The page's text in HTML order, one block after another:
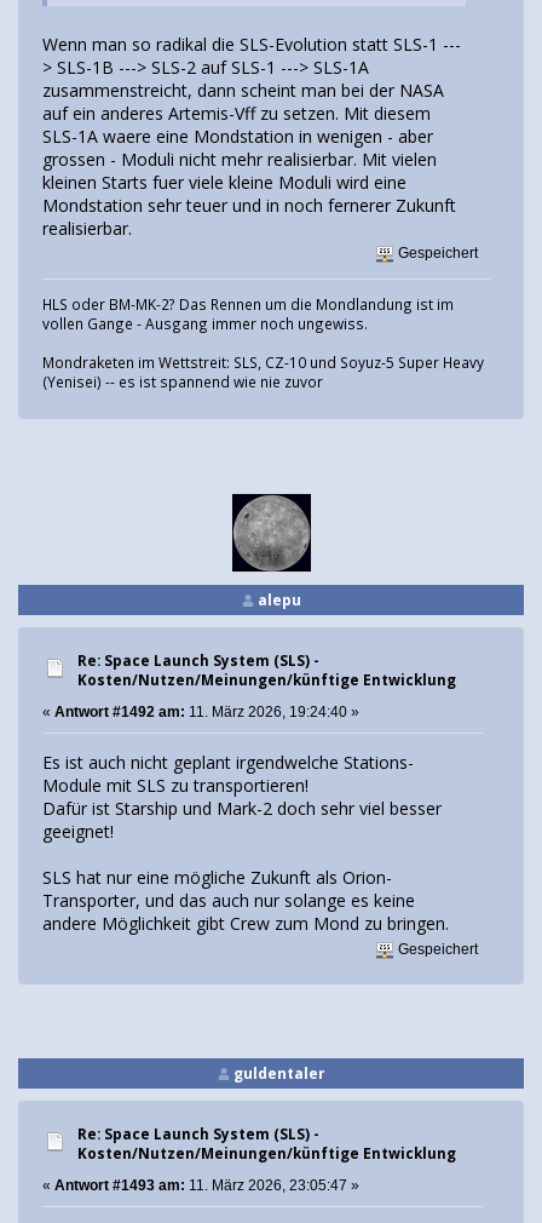
Wenn man so radikal die SLS-Evolution statt SLS-1 ---
> SLS-1B ---> SLS-2 auf SLS-1 ---> SLS-1A
zusammenstreicht, dann scheint man bei der NASA
auf ein anderes Artemis-Vff zu setzen. Mit diesem
SLS-1A waere eine Mondstation in wenigen - aber
grossen - Moduli nicht mehr realisierbar. Mit vielen
kleinen Starts fuer viele kleine Moduli wird eine
Mondstation sehr teuer und in noch fernerer Zukunft
realisierbar.
Gespeichert
HLS oder BM-MK-2? Das Rennen um die Mondlandung ist im
vollen Gange - Ausgang immer noch ungewiss.
Mondraketen im Wettstreit: SLS, CZ-10 und Soyuz-5 Super Heavy
(Yenisei) -- es ist spannend wie nie zuvor
alepu
Re: Space Launch System (SLS) -
Kosten/Nutzen/Meinungen/künftige Entwicklung
« Antwort #1492 am: 11. März 2026, 19:24:40 »
Es ist auch nicht geplant irgendwelche Stations-
Module mit SLS zu transportieren!
Dafür ist Starship und Mark-2 doch sehr viel besser
geeignet!
SLS hat nur eine mögliche Zukunft als Orion-
Transporter, und das auch nur solange es keine
andere Möglichkeit gibt Crew zum Mond zu bringen.
Gespeichert
guldentaler
Re: Space Launch System (SLS) -
Kosten/Nutzen/Meinungen/künftige Entwicklung
« Antwort #1493 am: 11. März 2026, 23:05:47 »